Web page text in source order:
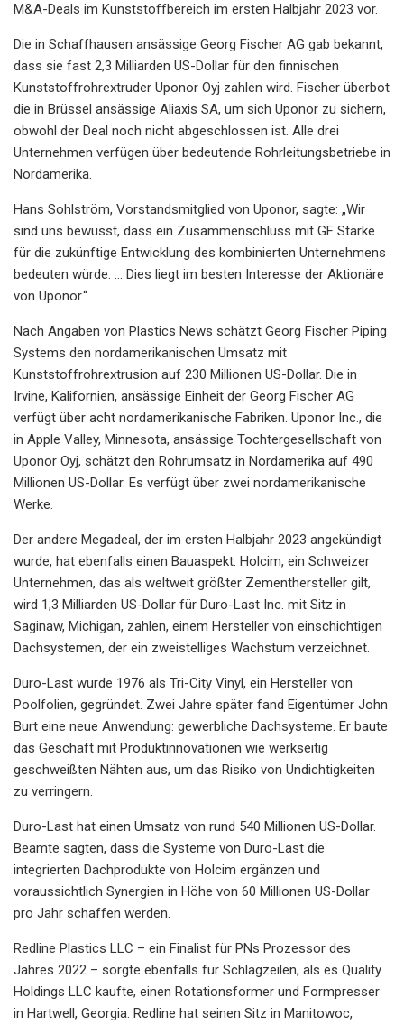
M&A-Deals im Kunststoffbereich im ersten Halbjahr 2023 vor.
Die in Schaffhausen ansässige Georg Fischer AG gab bekannt,
dass sie fast 2,3 Milliarden US-Dollar für den finnischen
Kunststoffrohrextruder Uponor Oyj zahlen wird. Fischer überbot
die in Brüssel ansässige Aliaxis SA, um sich Uponor zu sichern,
obwohl der Deal noch nicht abgeschlossen ist. Alle drei
Unternehmen verfügen über bedeutende Rohrleitungsbetriebe in
Nordamerika.
Hans Sohlström, Vorstandsmitglied von Uponor, sagte: „Wir
sind uns bewusst, dass ein Zusammenschluss mit GF Stärke
für die zukünftige Entwicklung des kombinierten Unternehmens
bedeuten würde. … Dies liegt im besten Interesse der Aktionäre
von Uponor.“
Nach Angaben von Plastics News schätzt Georg Fischer Piping
Systems den nordamerikanischen Umsatz mit
Kunststoffrohrextrusion auf 230 Millionen US-Dollar. Die in
Irvine, Kalifornien, ansässige Einheit der Georg Fischer AG
verfügt über acht nordamerikanische Fabriken. Uponor Inc., die
in Apple Valley, Minnesota, ansässige Tochtergesellschaft von
Uponor Oyj, schätzt den Rohrumsatz in Nordamerika auf 490
Millionen US-Dollar. Es verfügt über zwei nordamerikanische
Werke.
Der andere Megadeal, der im ersten Halbjahr 2023 angekündigt
wurde, hat ebenfalls einen Bauaspekt. Holcim, ein Schweizer
Unternehmen, das als weltweit größter Zementhersteller gilt,
wird 1,3 Milliarden US-Dollar für Duro-Last Inc. mit Sitz in
Saginaw, Michigan, zahlen, einem Hersteller von einschichtigen
Dachsystemen, der ein zweistelliges Wachstum verzeichnet.
Duro-Last wurde 1976 als Tri-City Vinyl, ein Hersteller von
Poolfolien, gegründet. Zwei Jahre später fand Eigentümer John
Burt eine neue Anwendung: gewerbliche Dachsysteme. Er baute
das Geschäft mit Produktinnovationen wie werkseitig
geschweißten Nähten aus, um das Risiko von Undichtigkeiten
zu verringern.
Duro-Last hat einen Umsatz von rund 540 Millionen US-Dollar.
Beamte sagten, dass die Systeme von Duro-Last die
integrierten Dachprodukte von Holcim ergänzen und
voraussichtlich Synergien in Höhe von 60 Millionen US-Dollar
pro Jahr schaffen werden.
Redline Plastics LLC – ein Finalist für PNs Prozessor des
Jahres 2022 – sorgte ebenfalls für Schlagzeilen, als es Quality
Holdings LLC kaufte, einen Rotationsformer und Formpresser
in Hartwell, Georgia. Redline hat seinen Sitz in Manitowoc,